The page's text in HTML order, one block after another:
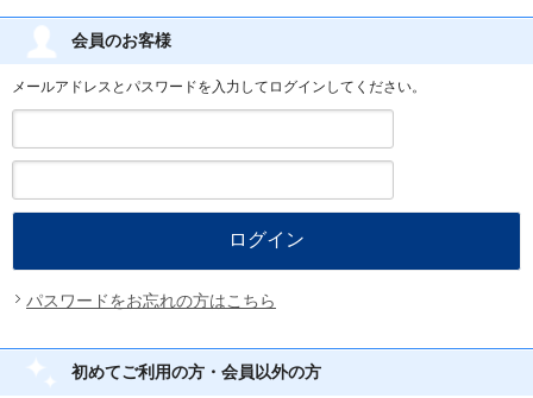
会員のお客様
メールアドレスとパスワードを入力してログインしてください。
パスワードをお忘れの方はこちら
初めてご利用の方・会員以外の方